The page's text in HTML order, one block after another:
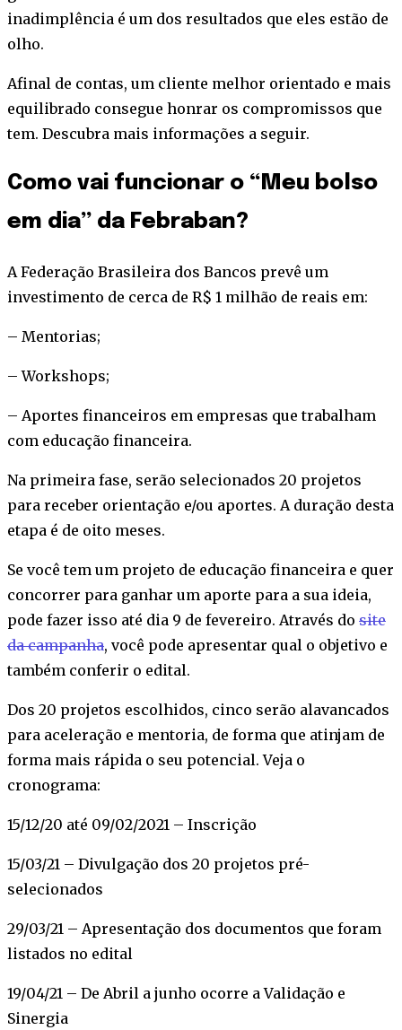
inadimplência é um dos resultados que eles estão de
olho.
Afinal de contas, um cliente melhor orientado e mais
equilibrado consegue honrar os compromissos que
tem. Descubra mais informações a seguir.
Como vai funcionar o “Meu bolso
em dia” da Febraban?
A Federação Brasileira dos Bancos prevê um
investimento de cerca de R$ 1 milhão de reais em:
– Mentorias;
– Workshops;
– Aportes financeiros em empresas que trabalham
com educação financeira.
Na primeira fase, serão selecionados 20 projetos
para receber orientação e/ou aportes. A duração desta
etapa é de oito meses.
Se você tem um projeto de educação financeira e quer
concorrer para ganhar um aporte para a sua ideia,
pode fazer isso até dia 9 de fevereiro. Através do site
da campanha, você pode apresentar qual o objetivo e
também conferir o edital.
Dos 20 projetos escolhidos, cinco serão alavancados
para aceleração e mentoria, de forma que atinjam de
forma mais rápida o seu potencial. Veja o
cronograma:
15/12/20 até 09/02/2021 – Inscrição
15/03/21 – Divulgação dos 20 projetos pré-
selecionados
29/03/21 – Apresentação dos documentos que foram
listados no edital
19/04/21 – De Abril a junho ocorre a Validação e
Sinergia